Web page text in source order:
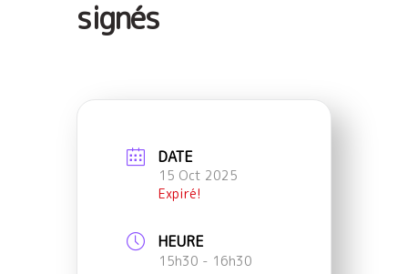
signés
DATE
15 Oct 2025
Expiré!
HEURE
15h30 - 16h30